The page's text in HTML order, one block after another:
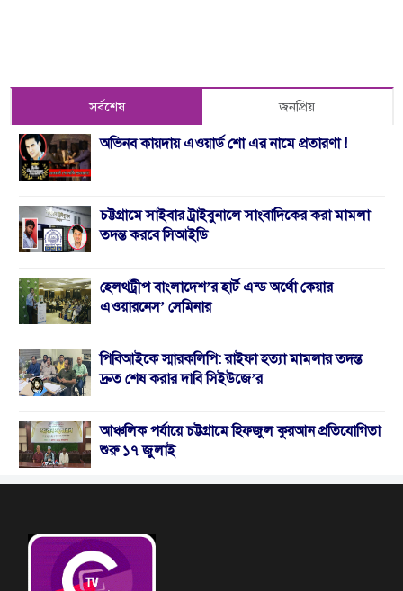
সর্বশেষ জনপ্রিয়
অভিনব কায়দায় এওয়ার্ড শো এর নামে প্রতারণা !
চট্টগ্রামে সাইবার ট্রাইবুনালে সাংবাদিকের করা মামলা
তদন্ত করবে সিআইডি
হেলথট্রীপ বাংলাদেশ’র হার্ট এন্ড অর্থো কেয়ার
এওয়ারনেস’ সেমিনার
পিবিআইকে স্মারকলিপি: রাইফা হত্যা মামলার তদন্ত
দ্রুত শেষ করার দাবি সিইউজে’র
আঞ্চলিক পর্যায়ে চট্টগ্রামে হিফজুল কুরআন প্রতিযোগিতা
শুরু ১৭ জুলাই